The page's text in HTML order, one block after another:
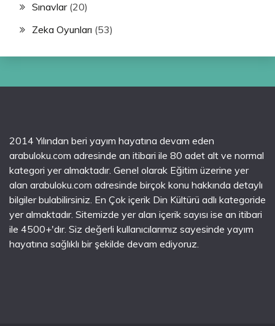
Sınavlar(20)
Zeka Oyunları (53)
2014 Yılından beri yayım hayatına devam eden
arabuloku.com adresinde an itibari ile 80 adet alt ve normal
kategori yer almaktadır. Genel olarak Eğitim üzerine yer
alan arabuloku.com adresinde birçok konu hakkında detaylı
bilgiler bulabilirsiniz. En Çok içerik Din Kültürü adlı kategoride
yer almaktadır. Sitemizde yer alan içerik sayısı ise an itibari
ile 4500+'dır. Siz değerli kullanıcılarımız sayesinde yayım
hayatına sağlıklı bir şekilde devam ediyoruz.